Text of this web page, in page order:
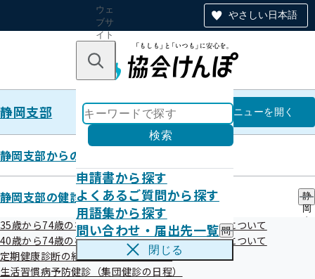
やさしい日本語
ウェ
ブサ
イト
のナ
ン
キーワードで探す
検索
申請書から探す
よくあるご質問から探す
用語集から探す
問い合わせ・届出先一覧 問
い
閉じる
静岡支部 静岡支部
メニューを開く
静岡支部からのお知らせ
静岡支部の健診・保健指導のご案内
静
岡
35歳から74歳の被保険者（ご本人）様の健康診断について
40歳から74歳の被扶養者（ご家族）様の健康診断について
定期健康診断の結果をご提供願います
生活習慣病予防健診（集団健診の日程）
令和8年度 各健診の検査項目の比
較について
令和08年05月29日